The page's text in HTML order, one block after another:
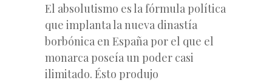
El absolutismo es la fórmula política
que implanta la nueva dinastía
borbónica en España por el que el
monarca poseía un poder casi
ilimitado. Ésto produjo